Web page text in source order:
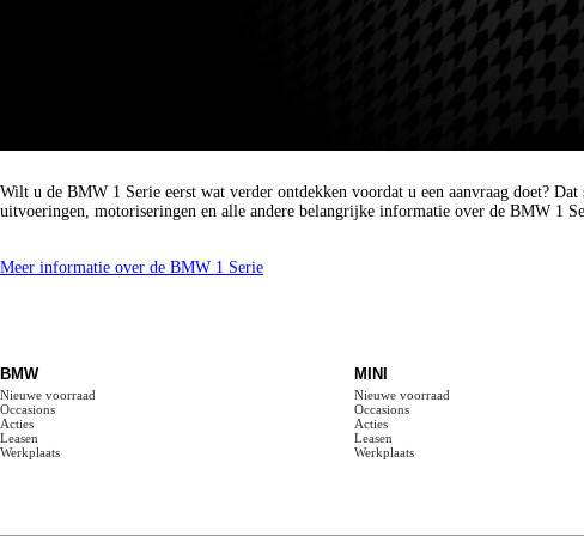
Wilt u de BMW 1 Serie eerst wat verder ontdekken voordat u een aanvraag doet?
uitvoeringen, motoriseringen en alle andere belangrijke informatie over de BMW 1
Meer informatie over de BMW 1 Serie
BMW
Nieuwe voorraad
Occasions
Acties
Leasen
Werkplaats
MINI
Nieuwe voorraad
Occasions
Acties
Leasen
Werkplaats